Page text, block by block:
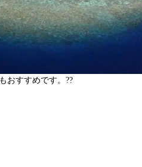
おすすめです。??